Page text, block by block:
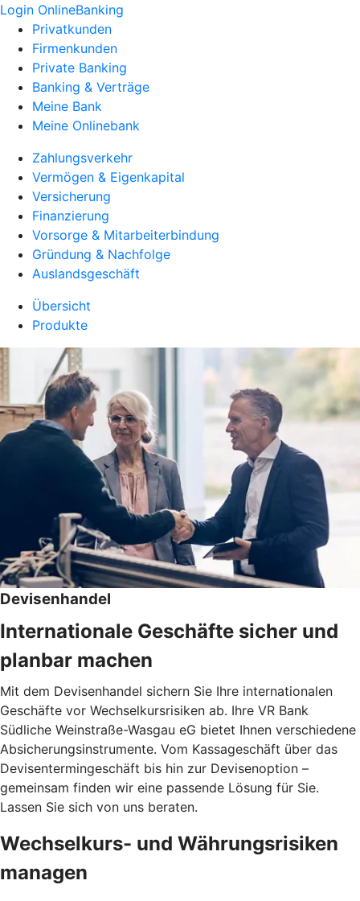
Login OnlineBanking
Privatkunden
Firmenkunden
Private Banking
Banking & Verträge
Meine Bank
Meine Onlinebank
Zahlungsverkehr
Vermögen & Eigenkapital
Versicherung
Finanzierung
Vorsorge & Mitarbeiterbindung
Gründung & Nachfolge
Auslandsgeschäft
Übersicht
Produkte
Devisenhandel
Internationale Geschäfte sicher und
planbar machen
Mit dem Devisenhandel sichern Sie Ihre internationalen
Geschäfte vor Wechselkursrisiken ab. Ihre VR Bank
Südliche Weinstraße-Wasgau eG bietet Ihnen verschiedene
Absicherungsinstrumente. Vom Kassageschäft über das
Devisentermingeschäft bis hin zur Devisenoption –
gemeinsam finden wir eine passende Lösung für Sie.
Lassen Sie sich von uns beraten.
Wechselkurs- und Währungsrisiken
managen